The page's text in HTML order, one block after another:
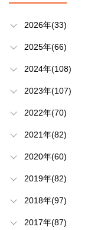
2026年(33)
2025年(66)
2024年(108)
2023年(107)
2022年(70)
2021年(82)
2020年(60)
2019年(82)
2018年(97)
2017年(87)